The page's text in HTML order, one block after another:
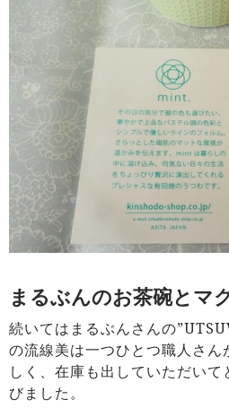
まるぶんのお茶碗とマ
続いてはまるぶんさんの
の流線美は一つひとつ職人さん
しく、在庫も出していただい
びました。